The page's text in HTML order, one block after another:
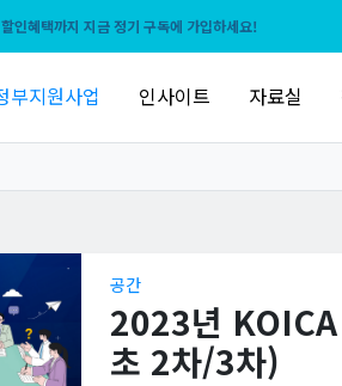
인혜택까지 지금 정기 구독에 가입하세요!
부지원사업 인사이트 자료실
공간
2023년 KOICA
초 2차/3차)